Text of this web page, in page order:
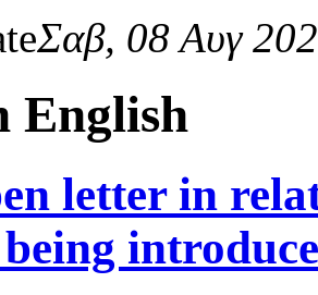
Σαβ, 08 Αυγ
English
letter in
being